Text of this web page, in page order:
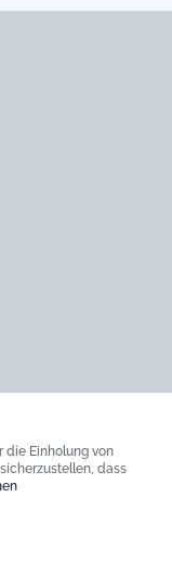
die Einholung von
dass